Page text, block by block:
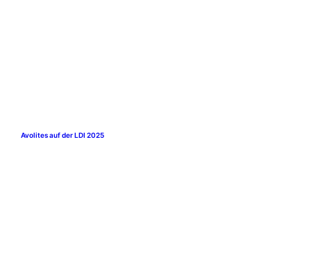
Avolites auf der LDI 2025